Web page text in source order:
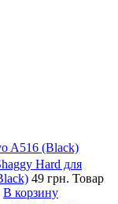
A516 (Black)
Hard для
49 грн. Товар
В корзину